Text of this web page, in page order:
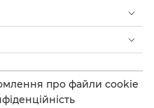
про файли cookie